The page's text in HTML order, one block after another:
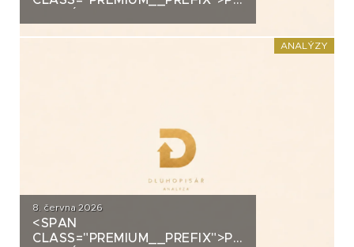
ANALÝZY
8. června 2026
<SPAN
CLASS="PREMIUM__PREFIX">PREMIUM</